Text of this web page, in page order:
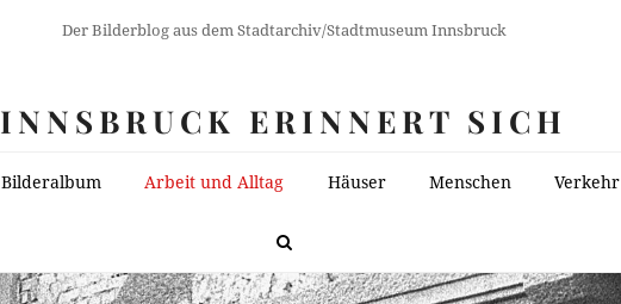
Der Bilderblog aus dem Stadtarchiv/Stadtmuseum Innsbruck
INNSBRUCK ERINNERT SICH
Bilderalbum Arbeit und Alltag Häuser Menschen Verkehr